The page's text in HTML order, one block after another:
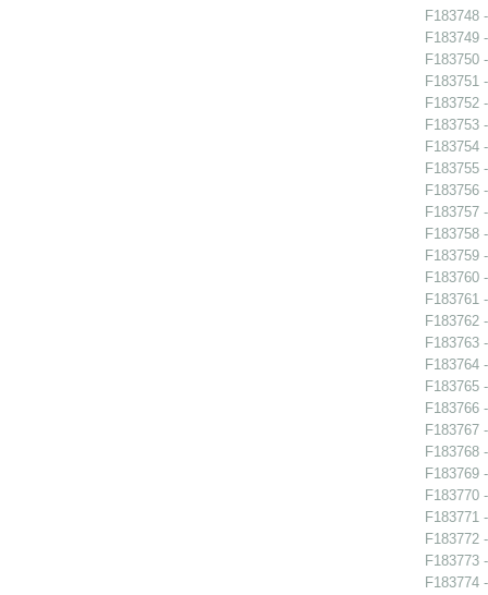
F183748
F183749
F183750
F183751
F183752
F183753
F183754
F183755
F183756
F183757
F183758
F183759
F183760
F183761
F183762
F183763
F183764
F183765
F183766
F183767
F183768
F183769
F183770
F183771
F183772
F183773
F183774